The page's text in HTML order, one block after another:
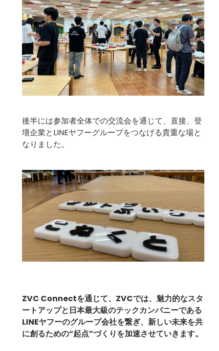
後半には参加者全体での交流会を通じて、直接、登
壇企業とLINEヤフーグループをつなげる貴重な場と
なりました。
ZVC Connectを通じて、ZVCでは、 魅力的なスタ
ートアップと日本最大級のテックカンパニーである
LINEヤフーのグループ会社を繋ぎ、新しい未来を共
に創るための“起点”づくりを加速させていきます。